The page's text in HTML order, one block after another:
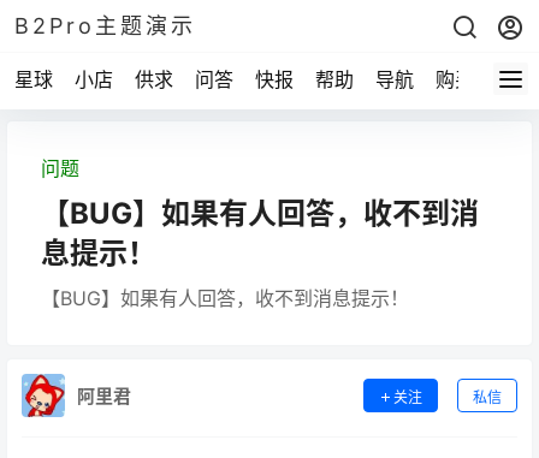
B2Pro主题演示
星球 小店 供求 问答 快报 帮助 导航 购买
问题
【BUG】如果有人回答，收不到消
息提示！
【BUG】如果有人回答，收不到消息提示！
阿里君 关注 私信